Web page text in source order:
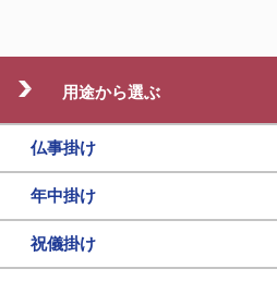
用途から選ぶ
仏事掛け
年中掛け
祝儀掛け